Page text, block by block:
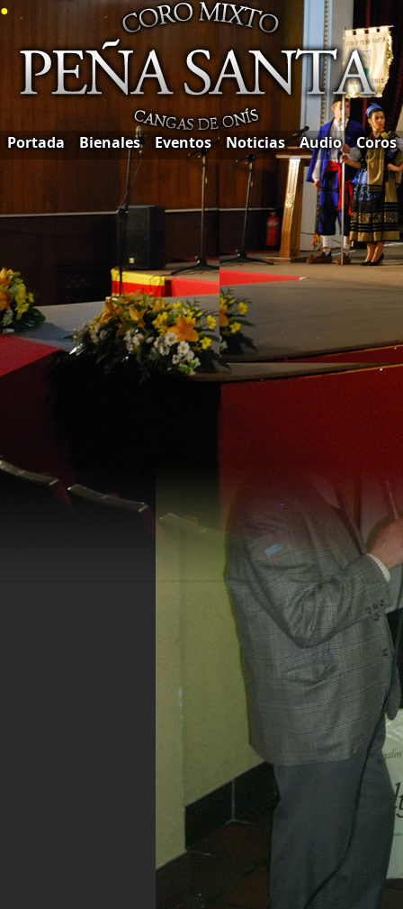
●
Portada Bienales Eventos Noticias Audio Coros